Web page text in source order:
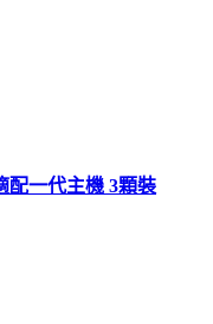
配一代主機 3顆裝